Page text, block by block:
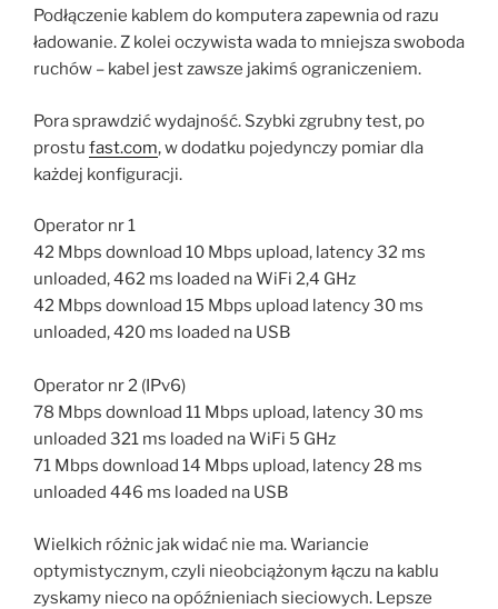
Podłączenie kablem do komputera zapewnia od razu
ładowanie. Z kolei oczywista wada to mniejsza swoboda
ruchów – kabel jest zawsze jakimś ograniczeniem.
Pora sprawdzić wydajność. Szybki zgrubny test, po
prostu fast.com, w dodatku pojedynczy pomiar dla
każdej konfiguracji.
Operator nr 1
42 Mbps download 10 Mbps upload, latency 32 ms
unloaded, 462 ms loaded na WiFi 2,4 GHz
42 Mbps download 15 Mbps upload latency 30 ms
unloaded, 420 ms loaded na USB
Operator nr 2 (IPv6)
78 Mbps download 11 Mbps upload, latency 30 ms
unloaded 321 ms loaded na WiFi 5 GHz
71 Mbps download 14 Mbps upload, latency 28 ms
unloaded 446 ms loaded na USB
Wielkich różnic jak widać nie ma. Wariancie
optymistycznym, czyli nieobciążonym łączu na kablu
zyskamy nieco na opóźnieniach sieciowych. Lepsze